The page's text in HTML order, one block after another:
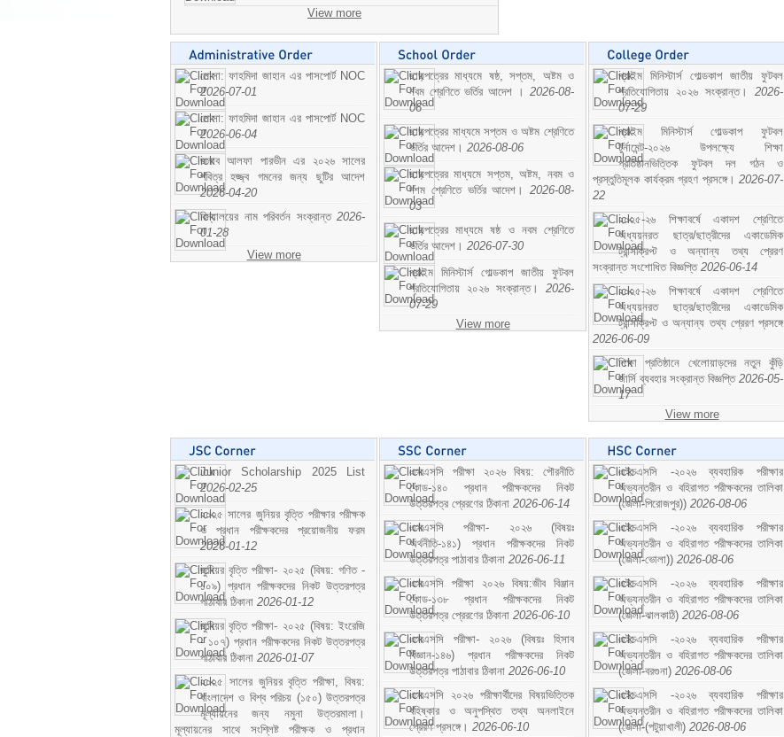
View more
মোসা: ফাহমিদা জাহান এর পাসপোর্ট NOC
2026-07-01
মোসা: ফাহমিদা জাহান এর পাসপোর্ট NOC
2026-06-04
জনাব আলফা পারভীন এর ২০২৬ সালের
পবিত্র হজ্জ্ব গমনের জন্য ছুটির আদেশ
2026-04-20
বিদ্যালয়ের নাম পরিবর্তন সংক্রান্ত 2026-
01-28
View more
ছাড়পত্রের মাধ্যমে ষষ্ঠ, সপ্তম, অষ্টম ও
নবম শ্রেণিতে ভর্তির আদেশ । 2026-08-
06
ছাড়পত্রের মাধ্যমে সপ্তম ও অষ্টম শ্রেণিতে
ভর্তির আদেশ। 2026-08-06
ছাড়পত্রের মাধ্যমে সপ্তম, অষ্টম, নবম ও
দশম শ্রেণিতে ভর্তির আদেশ। 2026-08-
03
ছাড়পত্রের মাধ্যমে ষষ্ঠ ও নবম শ্রেণিতে
ভর্তির আদেশ। 2026-07-30
প্রাইম মিনিস্টার্স গোল্ডকাপ জাতীয় ফুটবল
প্রতিযোগিতায় ২০২৬ সংক্রান্ত। 2026-
07-29
View more
প্রাইম মিনিস্টার্স গোল্ডকাপ জাতীয় ফুটবল
প্রতিযোগিতায় ২০২৬ সংক্রান্ত। 2026-
07-29
প্রাইম মিনিস্টার্স গোল্ডকাপ ফুটবল
টুর্নামেন্ট-২০২৬ উপলক্ষ্যে শিক্ষা
প্রতিষ্ঠানভিত্তিক ফুটবল দল গঠন ও
প্রস্তুতিমূলক কার্যক্রম গ্রহণ প্রসঙ্গে। 2026-07-
22
২০২৫-২৬ শিক্ষাবর্ষে একাদশ শ্রেণিতে
অধ্যয়নরত ছাত্র/ছাত্রীদের একাডেমিক
ট্রান্সক্রিপ্ট ও অন্যান্য তথ্য প্রেরণ
সংক্রান্ত সংশোধিত বিজ্ঞপ্তি 2026-06-14
২০২৫-২৬ শিক্ষাবর্ষে একাদশ শ্রেণিতে
অধ্যয়নরত ছাত্র/ছাত্রীদের একাডেমিক
ট্রান্সক্রিপ্ট ও অন্যান্য তথ্য প্রেরণ প্রসঙ্গে
2026-06-09
শিক্ষা প্রতিষ্ঠানে খেলোয়াড়দের নতুন কুঁড়ি
জার্সি ব্যবহার সংক্রান্ত বিজ্ঞপ্তি 2026-05-
17
View more
Junior Scholarship 2025 List
2026-02-25
২০২৫ সালের জুনিয়র বৃত্তি পরীক্ষার পরীক্ষক
ও প্রধান পরীক্ষকদের প্রয়োজনীয় ফরম
2026-01-12
জুনিয়র বৃত্তি পরীক্ষা- ২০২৫ (বিষয়: গণিত -
১০৯) প্রধান পরীক্ষকদের নিকট উত্তরপত্র
পাঠাবার ঠিকানা 2026-01-12
জুনিয়র বৃত্তি পরীক্ষা- ২০২৫ (বিষয়: ইংরেজি
- ১০৭) প্রধান পরীক্ষকদের নিকট উত্তরপত্র
পাঠাবার ঠিকানা 2026-01-07
২০২৫ সালের জুনিয়র বৃত্তি পরীক্ষা, বিষয়:
বাংলাদেশ ও বিশ্ব পরিচয় (১৫০) উত্তরপত্র
মূল্যায়নের জন্য নমুনা উত্তরমালা।
মূল্যায়নের সাথে সংশ্লিষ্ট পরীক্ষক ও প্রধান
এসএসসি পরীক্ষা ২০২৬ বিষয়: পৌরনীতি
কোড-১৪০ প্রধান পরীক্ষকদের নিকট
উত্তরপত্র প্রেরণের ঠিকানা 2026-06-14
এসএসসি পরীক্ষা- ২০২৬ (বিষয়ঃ
অর্থনীতি-১৪১) প্রধান পরীক্ষকদের নিকট
উত্তরপত্র পাঠাবার ঠিকানা 2026-06-11
এসএসসি পরীক্ষা ২০২৬ বিষয়:জীব বিঞ্জান
কোড-১৩৮ প্রধান পরীক্ষকদের নিকট
উত্তরপত্র প্রেরণের ঠিকানা 2026-06-10
এসএসসি পরীক্ষা- ২০২৬ (বিষয়ঃ হিসাব
বিজ্ঞান-১৪৬) প্রধান পরীক্ষকদের নিকট
উত্তরপত্র পাঠাবার ঠিকানা 2026-06-10
এসএসসি ২০২৬ পরীক্ষার্থীদের বিষয়ভিত্তিক
বহিষ্কার ও অনুপস্থিত তথ্য অনলাইনে
প্রেরণ প্রসঙ্গে। 2026-06-10
এইচএসসি -২০২৬ ব্যবহারিক পরীক্ষার
অভ্যন্তরীন ও বহিরাগত পরীক্ষকদের তালিকা
(জেলা-পিরোজপুর)) 2026-08-06
এইচএসসি -২০২৬ ব্যবহারিক পরীক্ষার
অভ্যন্তরীন ও বহিরাগত পরীক্ষকদের তালিকা
(জেলা-ভোলা)) 2026-08-06
এইচএসসি -২০২৬ ব্যবহারিক পরীক্ষার
অভ্যন্তরীন ও বহিরাগত পরীক্ষকদের তালিকা
(জেলা-ঝালকাঠি) 2026-08-06
এইচএসসি -২০২৬ ব্যবহারিক পরীক্ষার
অভ্যন্তরীন ও বহিরাগত পরীক্ষকদের তালিকা
(জেলা-বরগুনা) 2026-08-06
এইচএসসি -২০২৬ ব্যবহারিক পরীক্ষার
অভ্যন্তরীন ও বহিরাগত পরীক্ষকদের তালিকা
(জেলা-(পটুয়াখালী) 2026-08-06